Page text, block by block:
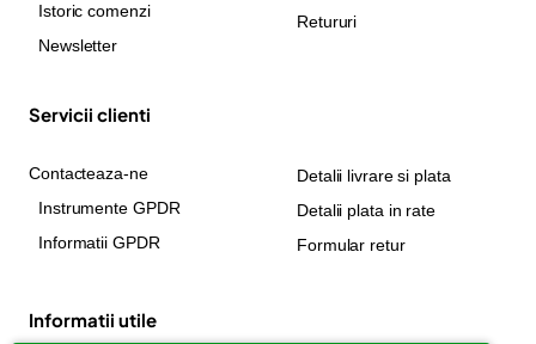
Istoric comenzi
Newsletter
Retururi
Servicii clienti
Contacteaza-ne
Instrumente GPDR
Informatii GPDR
Detalii livrare si plata
Detalii plata in rate
Formular retur
Informatii utile